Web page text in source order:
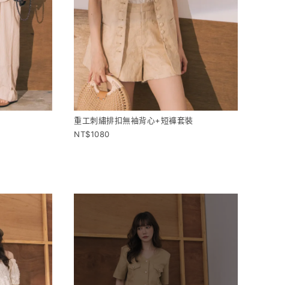
重工刺繡排扣無袖背心+短褲套裝
1080